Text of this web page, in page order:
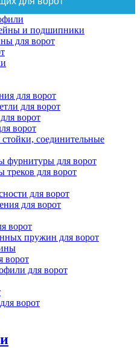
и подшипники
для ворот
для ворот
для ворот
ворот
ворот
соединительные
фурнитуры для ворот
треков для ворот
для ворот
для ворот
ворот
пружин для ворот
ворот
для ворот
ворот